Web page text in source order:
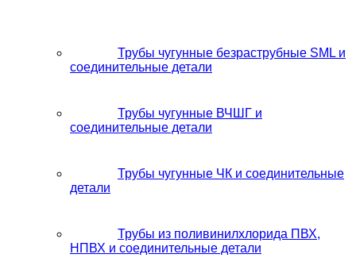
Трубы чугунные безраструбные SML и
соединительные детали
Трубы чугунные ВЧШГ и
соединительные детали
Трубы чугунные ЧК и соединительные
детали
Трубы из поливинилхлорида ПВХ,
НПВХ и соединительные детали